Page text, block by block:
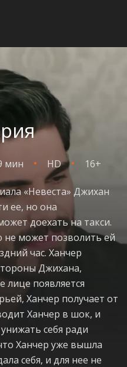
мин HD 16+
«Невеста» Джихан
ее, но она
доехать на такси.
не может позволить ей
час. Ханчер
Джихана,
лице появляется
Ханчер получает от
Ханчер в шок, и
себя ради
Ханчер уже вышла
себя, и для нее не